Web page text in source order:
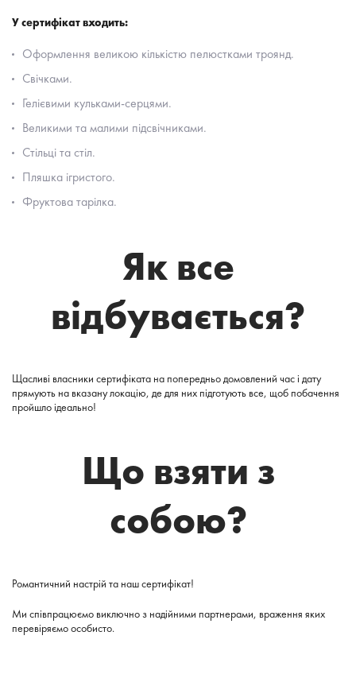
У сертифікат входить:
Оформлення великою кількістю пелюстками троянд.
Свічками.
Гелієвими кульками-серцями.
Великими та малими підсвічниками.
Стільці та стіл.
Пляшка ігристого.
Фруктова тарілка.
Як все
відбувається?
Щасливі власники сертифіката на попередньо домовлений час і дату
прямують на вказану локацію, де для них підготують все, щоб побачення
пройшло ідеально!
Що взяти з
собою?
Романтичний настрій та наш сертифікат!
Ми співпрацюємо виключно з надійними партнерами, враження яких
перевіряємо особисто.